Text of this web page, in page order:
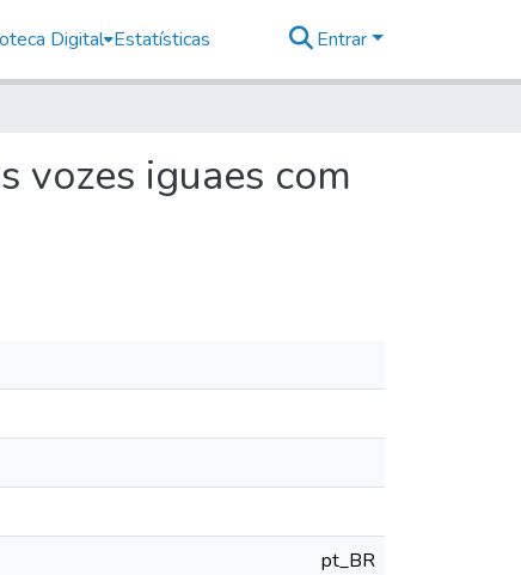
Digital Estatísticas Entrar
vozes iguaes com
pt_BR